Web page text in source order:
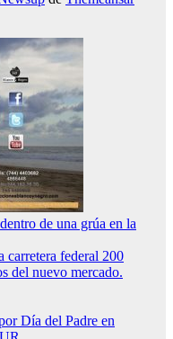
de una grúa en la
carretera federal 200
del nuevo mercado.
Día del Padre en